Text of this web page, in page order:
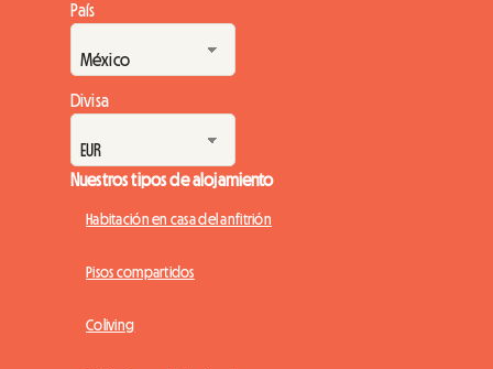
País
Divisa
Nuestros tipos de alojamiento
Habitación en casa del anfitrión
Pisos compartidos
Coliving